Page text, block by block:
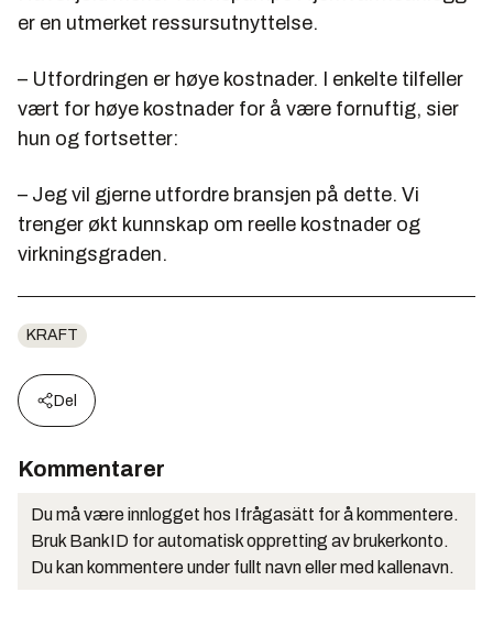
er en utmerket ressursutnyttelse.
– Utfordringen er høye kostnader. I enkelte tilfeller
vært for høye kostnader for å være fornuftig, sier
hun og fortsetter:
– Jeg vil gjerne utfordre bransjen på dette. Vi
trenger økt kunnskap om reelle kostnader og
virkningsgraden.
KRAFT
Del
Kommentarer
Du må være innlogget hos Ifrågasätt for å kommentere.
Bruk BankID for automatisk oppretting av brukerkonto.
Du kan kommentere under fullt navn eller med kallenavn.